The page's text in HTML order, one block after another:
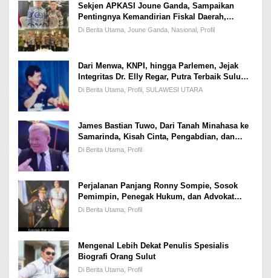
Sekjen APKASI Joune Ganda, Sampaikan
Pentingnya Kemandirian Fiskal Daerah,
Dihadapan Pimpinan DPR-RI
Di Berita Utama, Joune Ganda, Nasional, Profil
Dari Menwa, KNPI, hingga Parlemen, Jejak
Integritas Dr. Elly Regar, Putra Terbaik Suluun
yang Disegani Lintas Generasi
Di Berita Utama, Profil, SULAWESI UTARA
James Bastian Tuwo, Dari Tanah Minahasa ke
Samarinda, Kisah Cinta, Pengabdian, dan
Kesuksesan
Di Berita Utama, Profil
Perjalanan Panjang Ronny Sompie, Sosok
Pemimpin, Penegak Hukum, dan Advokat
Keadilan
Di Berita Utama, Profil
Mengenal Lebih Dekat Penulis Spesialis
Biografi Orang Sulut
Di Berita Utama, Profil